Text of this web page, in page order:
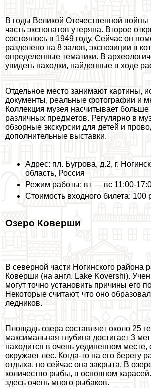
В годы Великой Отечественной войны
часть экспонатов утеряна. Второе
состоялось в 1949 году. Сейчас он
разделено на 8 залов, экспозиции в
определенные тематики. В
увидеть находки, найденные в ходе
Отдельное место занимают картины,
документы, реальные фотографии и
Коллекция музея насчитывает
различных предметов. Регулярно в
обзорные экскурсии для детей и
дополнительные выставки.
Адрес: пл. Бугрова, д.2, г.
область, Россия
Режим работы: вт — вс 11:00-
Стоимость входного билета: 100
Озеро Коверши
В северной части Ногинского района
Коверши (на англ. Lake Kovershi).
могут точно установить причины его
Некоторые считают, что оно
ледников.
Площадь озера составляет около 25
максимальная глубина достигает 3
находится в очень уединенном месте,
окружает лес. Когда-то на его берегу
отдыха, но сейчас она закрыта. В
количество рыбы, в основном
здесь очень много рыбаков.